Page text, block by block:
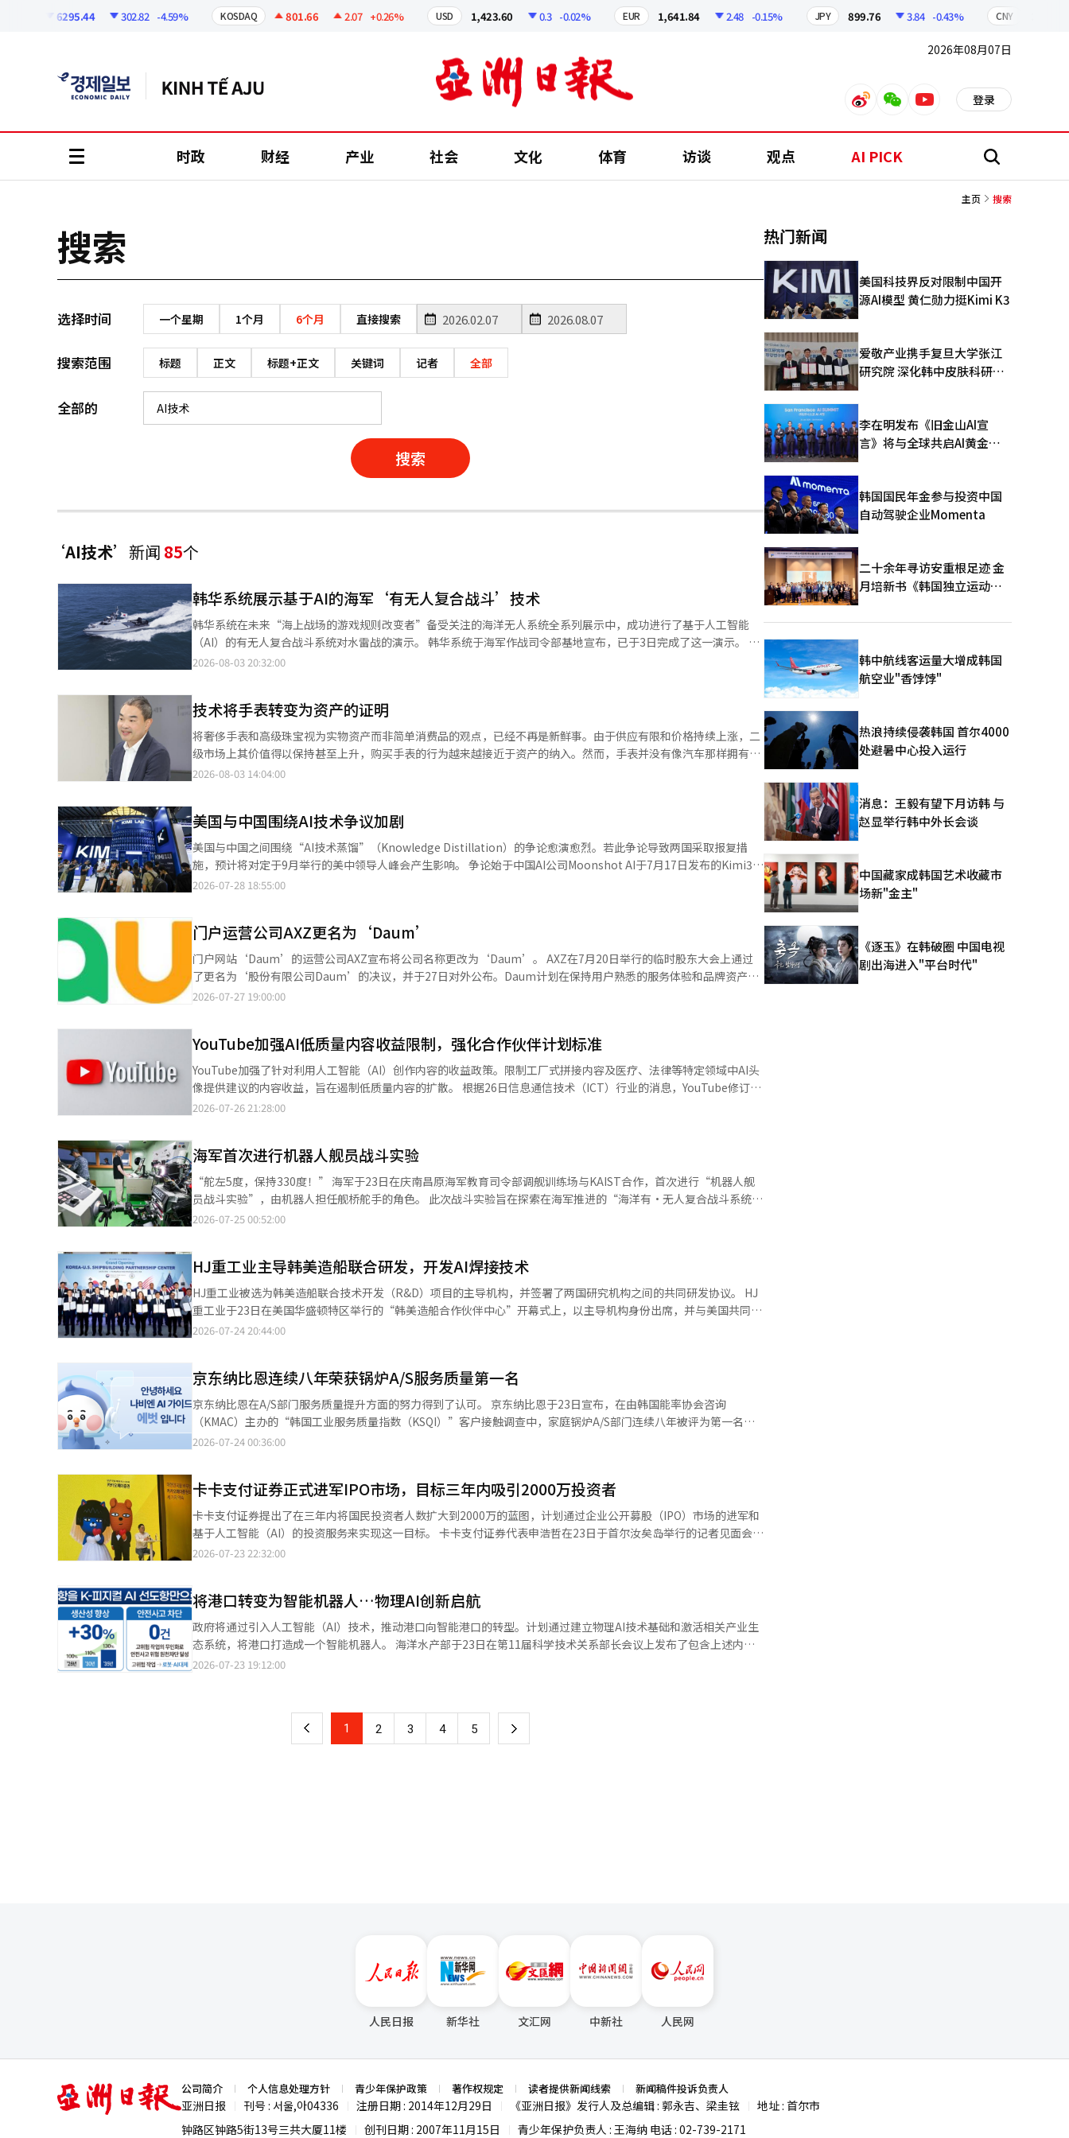
6295.44 302.82 -4.59% KOSDAQ 801.66 2.07 +0.26% USD 1,423.60 0.3 -0.02% EUR 1,641.84 2.48 -0.15% JPY 899.76 3.84 -0.43% CNY
2026年08月07日
weiboweixinyoutube 登录
时政 财经 产业 社会 文化 体育 访谈 观点 AI PICK 搜
主页 搜索
搜索
选择时间 一个星期 1个月 6个月 直接搜索
搜索范围 标题 正文 标题+正文 关键词 记者 全部
全部的
搜索
‘AI技术’ 新闻 85个
韩华系统展示基于AI的海军‘有无人复合战斗’技术
韩华系统在未来“海上战场的游戏规则改变者”备受关注的海洋无人系统全系列展示中，成功进行了基于人工智能
（AI）的有无人复合战斗系统对水雷战的演示。 韩华系统于海军作战司令部基地宣布，已于3日完成了这一演示。 此
次演示旨在展示通过民军合作获得的基于AI的有无人复合作战能力，并探讨未来海军作战的发展方向。 韩华系统展示
（LEO）卫星通信的超连接网络和能够同时控制多种无人系统的指挥控制技术。 近年来，战争中水雷和无人机等非对
称力量威胁日益增强，因此，能够最大限度减少我方人员伤亡的无人系统已成为必需的力量。随着AI和低轨道卫星通
信技术的快速发展，整合指挥和控制多种无人系统的能力正在成为未来战场的核心技术。 韩华系统在演示中假设发生
了海上爆炸威胁信息。 在接收到水雷威胁信息的同时，基于大规模语言模型（LLM）的“AI任务计划生成”平台接到
自然语言指令：“生成在海上爆炸地点寻找水雷的任务计划”，侦察无人水面舰“海岭”和有人扫雷舰相继出航，军
据AI生成的任务计划自主行动并进行水雷探测，获取的数据实时传送至自动水雷探测系统。随后，自动水雷探测系统
通过AI分析识别出扫雷地点，无人水面舰和扫雷舰成功前往该地点完成扫雷作战。 韩华系统在此次演示中还展示了利
用Eutelsat OneWeb的低轨道卫星通信进行的多层通信运作等超连接网络技术。通过陆上控制中心利用低轨道卫星通
信，同时操作和控制韩华系统的水下探测用自主无人潜水器（AUV）和两种无人水面舰。未来应用于战斗无人水面舰
时，预计将实现无缝的任务执行和作战范围的扩大。 韩华系统海洋事业部部长尤文基表示：“此次海作司演示中，证
系统和低轨道卫星通信的‘综合指挥控制’能力。”他还表示：“韩华系统将专注于投资和开发未来海军的战略资产
和未来海战的游戏规则改变者——海洋无人系统。” 此外，韩华系统还拥有侦察无人水面舰、战斗无人水面舰、水下
探测用自主无人潜水器、反潜侦察用无人潜水舰、下一代水雷处理器等水下海洋无人系统的全系列产品。※ 本报道经
人工智能（AI）系统翻译与编辑。
2026-08-03 20:32:00
技术将手表转变为资产的证明
将奢侈手表和高级珠宝视为实物资产而非简单消费品的观点，已经不再是新鲜事。由于供应有限和价格持续上涨，二
级市场上其价值得以保持甚至上升，购买手表的行为越来越接近于资产的纳入。然而，手表并没有像汽车那样拥有独
特的识别体系。这意味着没有合适的方法来证明它的所有者、历史以及是否为真品。希望被认可为资产的手表市场，
去年以来一直在尝试用人工智能（AI）来解决这个问题。通过一张手表照片，可以识别品牌、型号、表盘颜色和表圈
形状等详细规格，并实时显示市场价格和商品信息的图像识别技术就是一个典型例子。由于同一型号的手表可能因表
盘颜色或部件大小而存在数百种衍生型，因此这一技术的建立需要长时间的数据积累和精细的分类工作。在此基础
上，我们还在尝试改变与消费者的接触方式。通过理解对话的上下文，推荐符合用户预算和偏好的型号，并在自然对
话中引导用户了解市场价格、可购买商品及实际佩戴图像的对话式AI代理。这意味着技术正在逐步消除手表市场中因
增值则是下一步。在这一阶段，数据的透明性至关重要。我们正在推出“市场信息服务”，实时反映交易数据，使每
一只手表的市场价格像股票或房地产一样透明，并提供“订阅式管理服务”，不仅限于买卖，还能在持有期间持续管
理状态和价值。手表不再是一次交易结束的物品，而是开始作为持续管理和增值的投资组合的一部分。此外，我们最
近引入了“数字护照”，将所有权转移记录和综合维护历史数字化，记录和管理每只手表的故事。手表的每一次接触
都将透明记录。一旦这一概念得到落实，手表将真正成为资产。拥有透明所有权记录的手表在后续交易中将获得合理
统的核心。从图像识别技术到对话式AI、市场信息、资产管理服务，以及数字护照，这些尝试的逐步积累，最终目标
都是建立一个围绕奢侈手表的生态系统，让每个人都能在其中安全、便捷、可信地进行交易。无论是因缺乏信息而犹
豫不决的人，还是需要亲自确认才能安心的人，都能在这个生态系统中自由地买卖手表。这一趋势并非仅限于国内。
随着美国、英国、香港和日本等海外用户交易的快速增长，我们相信以AI和资产管理技术为核心的这一生态系统将跨
越国界，进入全球市场。消除语言和地区的障碍，让每个人都能体验到同等水平的信息、情感和关怀服务。最终，通
2026-08-03 14:04:00
美国与中国围绕AI技术争议加剧
美国与中国之间围绕“AI技术蒸馏”（Knowledge Distillation）的争论愈演愈烈。若此争论导致两国采取报复措
施，预计将对定于9月举行的美中领导人峰会产生影响。 争论始于中国AI公司Moonshot AI于7月17日发布的Kimi3大
型模型（LLM）。该模型被评估为接近美国顶尖LLM的性能，给全球AI行业带来了震动。随后，美国财政部长斯科特
术。利用这一技术，可以在不需要收集大量数据的情况下，构建出与现有AI模型相媲美的新模型。 随着争论的升级，
中国商务部于7月27日发表声明称：“美国的指控缺乏事实和法律依据”，“创新并非某一国家的专属。”商务部强
调：“许多美国AI公司在研发和学习过程中也在蒸馏和利用中国的AI模型。”Moonshot AI也否认了蒸馏的指控，反
驳称：“性能的提升得益于独立的模型架构创新。” 中国官方媒体CCTV旗下的新媒体玉渊谭天也在7月27日发表评
论称：“AI知识产权侵权的判断应基于具体证据，不能仅仅因为是中国开发的模型就推测其盗用了美国技术。” 法国
非法获取美国AI芯片。”该媒体预测：“如果美国的指控最终导致制裁，中国也将采取报复措施。”并进一步指
出：“如果两国之间的摩擦加剧，原定于9月的美中AI对话和领导人峰会的举行将面临风险。”※ 本报道经人工智能
（AI）系统翻译与编辑。
2026-07-28 18:55:00
门户运营公司AXZ更名为‘Daum’
门户网站‘Daum’的运营公司AXZ宣布将公司名称更改为‘Daum’。 AXZ在7月20日举行的临时股东大会上通过
了更名为‘股份有限公司Daum’的决议，并于27日对外公布。Daum计划在保持用户熟悉的服务体验和品牌资产的
同时，逐步推出基于人工智能（AI）的新功能和服务。 自1995年起，Daum开始提供搜索、新闻、邮件、社区、博客
门户网站。将加强AI搜索，并在新闻和内容领域提升个性化和摘要功能，以便用户更方便地获取可靠信息。同时，
Daum还将持续增强社区和创作者生态系统的竞争力，包括咖啡馆和Tistory等平台。 Daum的代表李建秀表
示：“此次更名不仅仅是公司名称的改变，更是明确了对Daum服务和未来的责任。我们将继承Daum三十年来积累
的信任和价值，结合AI技术，成为引领新互联网和AI时代的企业。” 此外，Daum还将扩展实时搜索摘要服务‘AI概
览’等垂直AI服务。AI概览是通过与媒体合作、社区和Tistory服务获取Daum所拥有的最新信息的服务。未来，
2026-07-27 19:00:00
YouTube加强AI低质量内容收益限制，强化合作伙伴计划标准
YouTube加强了针对利用人工智能（AI）创作内容的收益政策。限制工厂式拼接内容及医疗、法律等特定领域中AI头
像提供建议的内容收益，旨在遏制低质量内容的扩散。 根据26日信息通信技术（ICT）行业的消息，YouTube修订了
其收益计划——YouTube合作伙伴计划（YPP）的指南，具体化了对AI低质量内容的收益化标准。 此次指南自16日起
益资格剥夺标准。 首先，限制利用AI工厂式制作的视频和拼接内容的收益。这类内容是通过AI或计算机生成图像
（CGI）等手段，机械化地大量生产，几乎没有差异。 其次，因提高观看次数而制作的令人不快的内容，如动物救助
视频等，亦被剥夺广告收益资格。在这种情况下，无论是否由AI生成，均将被排除在YouTube合作伙伴计划之外。 最
后，在医疗、金融、法律等敏感领域也限制了AI的使用。由模仿真实人物的AI头像提供医学诊断、金融投资、法律咨
询等信息的频道，将无法获得收益。 YouTube信任与安全负责人马特·赫尔弗林表示：“AI工具可以帮助创作者进行
格划定界限。” 此外，YouTube在去年7月将YPP中的“重复内容”更名为“非真实性内容”，并重新调整了政策。
这是为了防止几乎没有差异的模板型内容被反复上传以获取观看次数和广告收益。 这包括仅更改部分内容的相似解说
视频，以及以相同解说和格式制作的幻灯片。然而，YouTube并未禁止使用AI，只要使用AI时包含独创性的解说或叙
事、教育、娱乐价值，仍可获得收益。※ 本报道经人工智能（AI）系统翻译与编辑。
2026-07-26 21:28:00
海军首次进行机器人舰员战斗实验
“舵左5度，保持330度！” 海军于23日在庆南昌原海军教育司令部调舰训练场与KAIST合作，首次进行“机器人舰
员战斗实验”，由机器人担任舰桥舵手的角色。 此次战斗实验旨在探索在海军推进的“海洋有·无人复合战斗系统
(Navy Sea GHOST)”框架下，如何在舰艇上运用机器人。 实验中，KAIST教授沈贤哲的研究团队开发的人形机器
在战斗实验开始前，海军与KAIST研究团队利用一种理解句子意义并生成适当回应的人工智能(AI)技术——“大规模语
言模型(LLM)”，设计了派博特能够执行舰艇调度程序。 战斗实验开始后，舰桥值班军官像对待舵手一样对派博特下
达调度命令：“舵左5度，保持330度！” 接到命令后，派博特复述道：“舵左5度，保持330度！”并开始调整舵。
随后，当舰艇的航向保持在330度时，派博特向舰桥值班军官报告：“330度保持完毕！” 这一过程是舰艇内在各种
情况下，值班军官与舵手为确保命令明确执行而进行的复述程序，派博特的工作表现与实际舵手相同。 特别是此次战
际航行中可能遇到的各种情况，派博特忠实地执行了值班军官的命令。 海军与KAIST研究团队将对第一阶段战斗实验
中派博特从接收命令到执行完成的反应时间、舵操作的适当性等数据进行详细分析与评估，提出改进建议，并在未来
的第二至第四阶段实验中应用，以确保在实际海上操作中的安全性和可靠性。 海军希望通过此次战斗实验，了解当前
舰艇舰员所执行的多项任务中，机器人可以替代的任务范围和可能性，从而减轻现有舰员的工作负担，并积极应对因
人口减少导致的兵员资源减少等未来安全环境变化。 此次战斗实验的主办方、海军战力分析试验评估团团长金亨俊
示：“海军将根据此次战斗实验的结果，探索在舰艇上运用机器人的方案，以减轻舰员的工作负担，并积极应对兵员
资源急剧减少和快速发展的高科技等变化的国防环境。” 研究负责人沈贤哲教授表示：“能够实验基于物理AI的人形
机器人在海军舰艇上执行舵手任务的可能性，感到非常有意义。” 此外，派博特的开发是国防科学研究所(ADD)未来
挑战国防技术研究开发项目之一，防卫事业厅出资5700万元，自2022年起由KAIST主导进行研究。 ※ 本报道经人工
智能（AI）系统翻译与编辑。
2026-07-25 00:52:00
HJ重工业主导韩美造船联合研发，开发AI焊接技术
HJ重工业被选为韩美造船联合技术开发（R&D）项目的主导机构，并签署了两国研究机构之间的共同研发协议。 HJ
重工业于23日在美国华盛顿特区举行的“韩美造船合作伙伴中心”开幕式上，以主导机构身份出席，并与美国共同研
发机构圣地亚哥州立大学（SDSU）签署了协议。 此次项目是上个月工业通商部征集的造船海洋产业核心技术开发项
金属的固态连接，而不需要熔化金属。这种技术能够实现高强度、高质量的焊接，尤其是在焊接难度较大的铝合金面
板上，传统的电弧焊接难以实现。它在能源效率和加工稳定性方面表现出色，被视为应对全球环保趋势、实现船舶轻
量化和提高燃油效率的关键技术。 在此次研究中，HJ重工业作为主导机构，将与中小造船研究院、庆北大学共同开
发基于AI的摩擦搅拌焊接工艺优化技术。美国圣地亚哥州立大学和国内企业上林MSP将负责系统硬件和工具的设计与
制造。三星重工业、汉华海洋、江南等也将作为需求机构参与，以提高开发技术的有效性。 此次造船核心技术联合
军签署舰船维修协议（MSRA）的公司，从而获得进入美国海军维护、保养、维修（MRO）市场的资格。 业界认为，
此次基于AI的焊接技术开发将为未来舰船建造及MRO领域提升竞争力奠定基础。同时也期待中小造船研究院在设备出
口美国方面的支持效果。 HJ重工业预计，通过此次研发，如果能够掌握高质量的固态连接源头技术，将对航空航
天、制造业等相关产业产生溢出效应，并为国防和造船领域的中小企业提供技术支持，促进制造业生态系统的形成。
尤其是HJ重工业在高速登陆艇（LSF）和多用途训练支援艇（MTB）等多种铝合金基础的特种舰船建造技术及MRO
表示：“此次韩美造船技术共同开发将结合两国的优势，确保未来技术竞争力，并共同引领环保和数字化转型，成为
一个具有象征性的案例。我们将通过两国造船厂、企业和研究机构的紧密合作，加速下一代核心技术的开发和商业
化，创造全球市场需求的新增长模式。”※ 本报道经人工智能（AI）系统翻译与编辑。
2026-07-24 20:44:00
京东纳比恩连续八年荣获锅炉A/S服务质量第一名
京东纳比恩在A/S部门服务质量提升方面的努力得到了认可。 京东纳比恩于23日宣布，在由韩国能率协会咨询
（KMAC）主办的“韩国工业服务质量指数（KSQI）”客户接触调查中，家庭锅炉A/S部门连续八年被评为第一名。
京东纳比恩是行业首家提供全年365天24小时电话咨询服务的公司，并通过官网和KakaoTalk聊天等多种渠道扩大客
业名人堂”。随后在2025年再次获得CCM认证，保持八次连续认证的记录。 最近，京东纳比恩结合人工智能（AI）
技术，增强了客户咨询的便利性和快速性。京东纳比恩于2021年推出“纳比恩AI服务”，用户只需上传燃气锅炉室内
温控器的照片，即可分析错误代码并提供相应的自助处理方法。到2024年，京东纳比恩将建立智能客户中心
（AICC），使客户能够通过“纳比恩之家”在线平台和移动应用中的“AI指导艾博特”聊天服务获取所需信息。 此
外，京东纳比恩还在由韩国生产性总部（KPC）主办的国家品牌竞争力指数（NBCI）燃气锅炉部门中连续七年获得第
（AI）系统翻译与编辑。
2026-07-24 00:36:00
卡卡支付证券正式进军IPO市场，目标三年内吸引2000万投资者
卡卡支付证券提出了在三年内将国民投资者人数扩大到2000万的蓝图，计划通过企业公开募股（IPO）市场的进军和
基于人工智能（AI）的投资服务来实现这一目标。 卡卡支付证券代表申浩哲在23日于首尔汝矣岛举行的记者见面会上
表示：“我们将基于国民平台的可接近性和AI技术，降低资本市场的参与门槛，并创造一种用股票庆祝人生重要时刻
等企业金融（IB）业务的基础。 特别是，该公司将重点放在基于风险资本的初创企业公开募股上。申代表表示：“卡
卡支付证券的风险资本投资比例高于其他证券公司，我们将利用与卡卡风险投资和卡卡投资等子公司的网络，积极支
持有前景的初创企业投资和上市。” 在中长期的胜负关键上，申代表指出将专注于上市交易所交易基金（ETF）的流
动性提供者（LP）业务。他表示：“卡卡支付证券客户的ETF交易比例特别高，我们正在基于此次投资交易业务许可
准备LP业务。”同时，该公司也在考虑进入与其零售业务协同的销售与交易（S&T）领域。 卡卡支付证券还公布了
间。通过在卡卡支付之后扩展到卡卡银行的渠道战略，我们将提高客户获取的竞争力。” 此外，关于上个月完全并入
卡卡支付的情况，申代表表示：“我们没有考虑单独上市的计划。” 卡卡支付证券当天提出了三大增长战略：普及国
2026-07-23 22:32:00
将港口转变为智能机器人…物理AI创新启航
政府将通过引入人工智能（AI）技术，推动港口向智能港口的转型。计划通过建立物理AI技术基础和激活相关产业生
态系统，将港口打造成一个智能机器人。 海洋水产部于23日在第11届科学技术关系部长会议上发布了包含上述内容
的《物理AI港口战略》。海水部提出了以“通过K-物理AI引领全球智能港口”为愿景。为实现这一目标，将推进四大
和判断周围环境进行作业。同时，加快高风险作业的无人化技术研发，如集装箱固定装置的连接与拆卸，以及AI实时
分析港口情况以优化整体作业的港口运营系统的建设。 在光阳港，正在考虑建立一个连接实际与虚拟港口的“先进港
口技术研究院（暂定名）”。该机构将集中数据收集、技术验证等公共支持功能，紧密支持技术开发与应用。 接下
2026-07-23 19:12:00
上 1 2 3 4 5 下
热门新闻
美国科技界反对限制中国开
源AI模型 黄仁勋力挺Kimi K3
爱敬产业携手复旦大学张江
研究院 深化韩中皮肤科研合
李在明发布《旧金山AI宣
言》将与全球共启AI黄金时
韩国国民年金参与投资中国
自动驾驶企业Momenta
二十余年寻访安重根足迹 金
月培新书《韩国独立运动圣
版
韩中航线客运量大增成韩国
航空业"香饽饽"
热浪持续侵袭韩国 首尔4000
处避暑中心投入运行
消息：王毅有望下月访韩 与
赵显举行韩中外长会谈
中国藏家成韩国艺术收藏市
场新"金主"
《逐玉》在韩破圈 中国电视
剧出海进入"平台时代"
人民日报 新华社 文汇网 中新社 人民网
亚
洲
日
公司简介 个人信息处理方针 青少年保护政策 著作权规定 读者提供新闻线索 新闻稿件投诉负责人
亚洲日报 刊号 : 서울,아04336 注册日期 : 2014年12月29日 《亚洲日报》发行人及总编辑 : 郭永吉、梁圭铉
地址 : 首尔市
钟路区钟路5街13号三共大厦11楼
创刊日期 : 2007年11月15日 青少年保护负责人 : 王海纳 电话 : 02-739-2171